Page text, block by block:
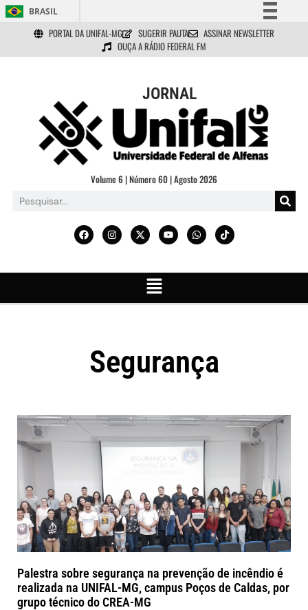
BRASIL
Simplifique!
Comunica BR
Acesso à informação
Legislação
Canais
PORTAL DA UNIFAL-MG SUGERIR PAUTA
ASSINAR NEWSLETTER
OUÇA A RÁDIO FEDERAL FM
JORNAL
Volume 6 | Número 60 | Agosto 2026
Segurança
Palestra sobre segurança na prevenção de incêndio é
realizada na UNIFAL-MG, campus Poços de Caldas, por
grupo técnico do CREA-MG